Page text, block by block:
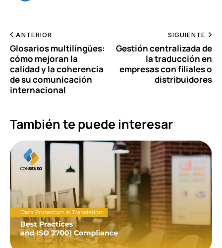
ANTERIOR
Glosarios multilingües:
cómo mejoran la
calidad y la coherencia
de su comunicación
internacional
SIGUIENTE
Gestión centralizada de
la traducción en
empresas con filiales o
distribuidores
También te puede interesar